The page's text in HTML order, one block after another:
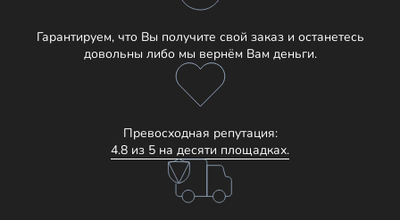
Гарантируем, что Вы получите свой заказ и останетесь
довольны либо мы вернём Вам деньги.
Превосходная репутация:
4.8 из 5 на десяти площадках.